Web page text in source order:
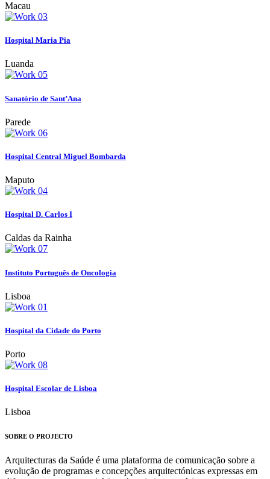
Macau
Hospital Maria Pia
Luanda
Sanatório de Sant’Ana
Parede
Hospital Central Miguel Bombarda
Maputo
Hospital D. Carlos I
Caldas da Rainha
Instituto Português de Oncologia
Lisboa
Hospital da Cidade do Porto
Porto
Hospital Escolar de Lisboa
Lisboa
SOBRE O PROJECTO
Arquitecturas da Saúde é uma plataforma de comunicação sobre a
evolução de programas e concepções arquitectónicas expressas em